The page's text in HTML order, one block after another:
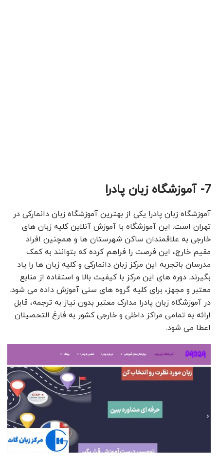
7- آموزشگاه زبان پادرا
آموزشگاه زبان پادرا یکی از بهترین آموزشگاه زبان دانمارکی در
تهران است. این آموزشگاه با آموزش آنلاین کلیه زبان های
خارجی به علاقمندان ساکن شهرستان ها و همچنین افراد
مقیم خارج، این فرصت را فراهم کرده که بتوانند به کمک
مدرسان باتجربه این مرکز زبان دانمارکی و کلیه زبان ها را یاد
بگیرند. دوره های این مرکز با کیفیت بالا و استفاده از منابع
معتبر و مجهز، برای کلیه گروه های سنی آموزش داده می شود.
در آموزشگاه زبان پادرا مدارک معتبر بدون نیاز به ترجمه، قابل
ارائه به تمامی مراکز داخلی و خارجی کشور به فارغ التحصیلان
اعطا می شود.